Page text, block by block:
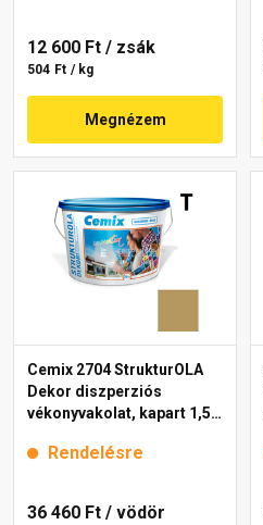
12 600 Ft / zsák
504 Ft / kg
Megnézem
Cemix 2704 StrukturOLA
Dekor diszperziós
vékonyvakolat, kapart 1,5
Rendelésre
36 460 Ft / vödör